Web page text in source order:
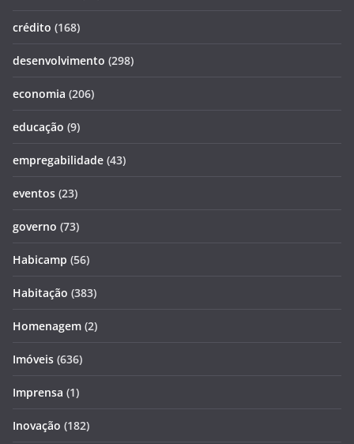
crédito (168)
desenvolvimento (298)
economia (206)
educação (9)
empregabilidade (43)
eventos (23)
governo (73)
Habicamp (56)
Habitação (383)
Homenagem (2)
Imóveis (636)
Imprensa (1)
Inovação (182)